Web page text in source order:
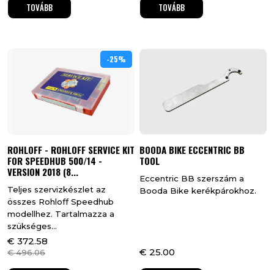
TOVÁBB TOVÁBB
25%
-25%
ROHLOFF - ROHLOFF SERVICE KIT
FOR SPEEDHUB 500/14 -
VERSION 2018 (8...
Teljes szervizkészlet az
összes Rohloff Speedhub
modellhez. Tartalmazza a
szükséges...
€ 372.58
€496.06
BOODA BIKE ECCENTRIC BB
TOOL
Eccentric BB szerszám a
Booda Bike kerékpárokhoz.
€ 25.00